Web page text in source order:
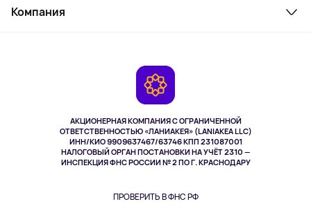
АКЦИОНЕРНАЯ КОМПАНИЯ С ОГРАНИЧЕННОЙ
ОТВЕТСТВЕННОСТЬЮ «ЛАНИАКЕЯ» (LANIAKEA LLC)
ИНН/КИО 9909637467/63746 КПП 231087001
НАЛОГОВЫЙ ОРГАН ПОСТАНОВКИ НА УЧЁТ 2310 —
ИНСПЕКЦИЯ ФНС РОССИИ № 2 ПО Г. КРАСНОДАРУ
ПРОВЕРИТЬ В ФНС РФ
Косметика и уход
Здоровье питомцев
Одежда и аксессуары
Как заказать
Компания